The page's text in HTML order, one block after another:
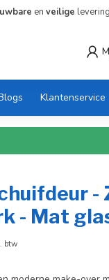
en veilige
Klantenservice
-
- Mat
btw